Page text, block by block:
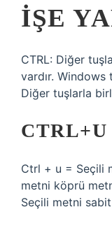
IŞE
CTRL: Diğer
vardır. Windows
Diğer tuşlarla
CTRL+U
Ctrl + u = Seçili
metni köprü
Seçili metni